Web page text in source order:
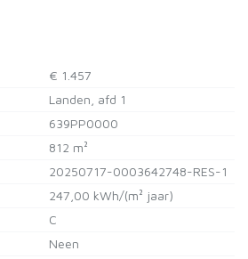
€ 1.457
Landen, afd 1
639PP0000
812 m²
20250717-0003642748-RES-1
247,00 kWh/(m² jaar)
C
Neen